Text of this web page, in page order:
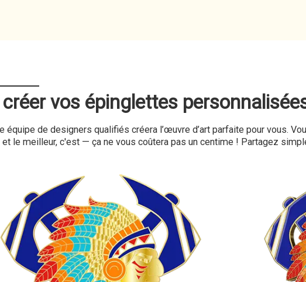
vos épinglettes
de designers qualifiés créera l’œuvre d’art parfaite pour vous.
le meilleur, c'est — ça ne vous coûtera pas un centime ! Partagez